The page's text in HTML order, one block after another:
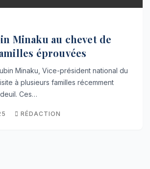
Minaku au chevet de
éprouvées
Minaku, Vice-président national du
à plusieurs familles récemment
Ces…
RÉDACTION